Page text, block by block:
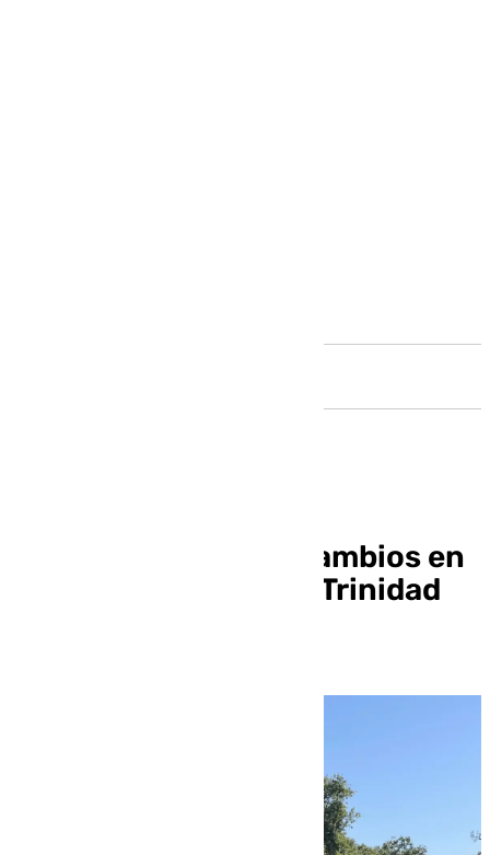
Málaga revierte los cambios en
Smassa y restituye a Trinidad